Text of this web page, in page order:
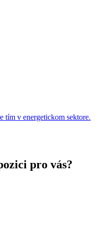
tím v energetickom sektore.
pro vás?